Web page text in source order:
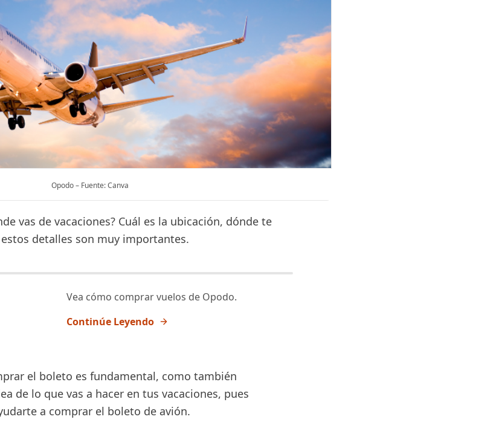
Opodo – Fuente: Canva
vas de vacaciones? Cuál es la ubicación, dónde te
detalles son muy importantes.
Vea cómo comprar vuelos de Opodo.
Continúe Leyendo
el boleto es fundamental, como también
de lo que vas a hacer en tus vacaciones, pues
a comprar el boleto de avión.